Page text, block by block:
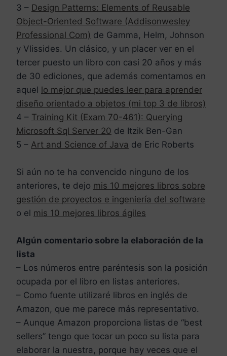
3 – Design Patterns: Elements of Reusable
Object-Oriented Software (Addisonwesley
Professional Com) de Gamma, Helm, Johnson
y Vlissides. Un clásico, y un placer ver en el
tercer puesto un libro con casi 20 años y más
de 30 ediciones, que además comentamos en
aquel lo mejor que puedes leer para aprender
diseño orientado a objetos (mi top 3 de libros)
4 – Training Kit (Exam 70-461): Querying
Microsoft Sql Server 20 de Itzik Ben-Gan
5 – Art and Science of Java de Eric Roberts
Si aún no te ha convencido ninguno de los
anteriores, te dejo mis 10 mejores libros sobre
gestión de proyectos e ingeniería del software
o el mis 10 mejores libros ágiles
Algún comentario sobre la elaboración de la
lista
– Los números entre paréntesis son la posición
ocupada por el libro en listas anteriores.
– Como fuente utilizaré libros en inglés de
Amazon, que me parece más representativo.
– Aunque Amazon proporciona listas de “best
sellers” tengo que tocar un poco su lista para
elaborar la nuestra, porque hay veces que el